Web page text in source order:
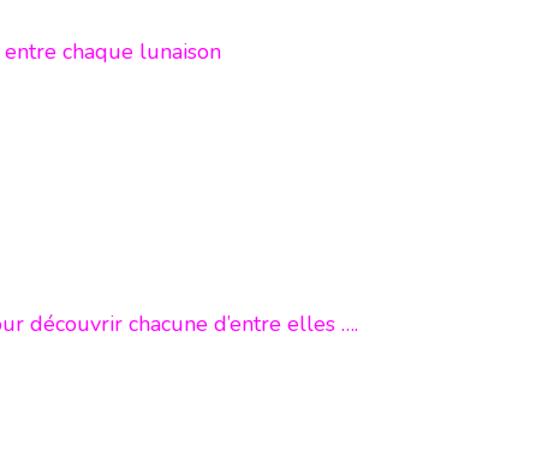
chaque lunaison
découvrir chacune d’entre elles ….